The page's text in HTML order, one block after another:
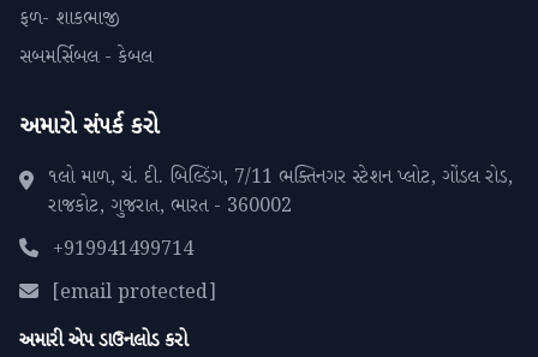
ફળ- શાકભાજી
સબમર્સિબલ - કેબલ
અમારો સંપર્ક કરો
૧લો માળ, ચં. દી. બિલ્ડિંગ, 7/11 ભક્તિનગર સ્ટેશન પ્લોટ, ગોંડલ રોડ,
રાજકોટ, ગુજરાત, ભારત - 360002
+919941499714
[email protected]
અમારી એપ ડાઉનલોડ કરો